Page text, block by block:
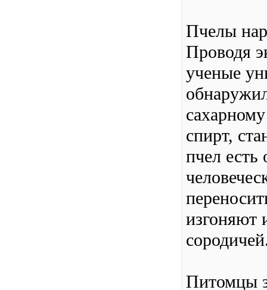
Пчелы
Проводя
ученые
спирт,
пчел есть
изгоняют
Питомцы